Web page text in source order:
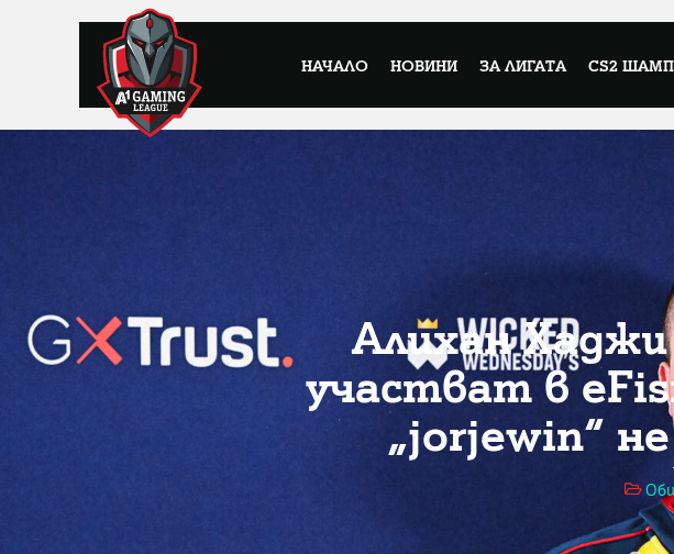
НАЧАЛО НОВИНИ ЗА ЛИГАТА CS2
Алихан
участват в
„jorjewin“